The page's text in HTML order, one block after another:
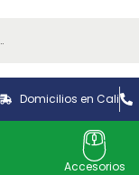
Domicilios en Cali
Accesorios